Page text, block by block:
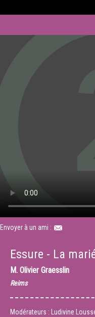
Envoyer à un ami :
Essure - La
M. Olivier Graesslin
Reims
Modérateurs : Ludivine